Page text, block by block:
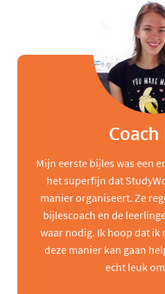
Coach
Mijn eerste bijles was een
het superfijn dat
manier organiseert. Ze
bijlescoach en de
waar nodig. Ik hoop dat ik
deze manier kan gaan
echt leuk